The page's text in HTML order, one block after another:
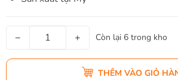
− + Còn lại 6 trong kho
THÊM VÀO GIỎ